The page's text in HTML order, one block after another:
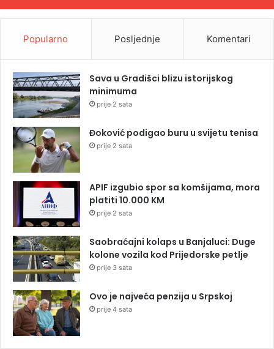
Popularno Posljednje Komentari
Sava u Gradišci blizu istorijskog
minimuma
prije 2 sata
Đoković podigao buru u svijetu tenisa
prije 2 sata
APIF izgubio spor sa komšijama, mora
platiti 10.000 KM
prije 2 sata
Saobraćajni kolaps u Banjaluci: Duge
kolone vozila kod Prijedorske petlje
prije 3 sata
Ovo je najveća penzija u Srpskoj
prije 4 sata